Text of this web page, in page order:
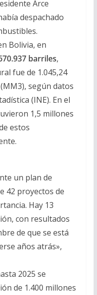
Arce
despachado
Bolivia, en
barriles,
fue de 1.045,24
según datos
(INE). En el
1,5 millones
estos
un plan de
42 proyectos de
Hay 13
con resultados
de que se está
años atrás»,
2025 se
de 1.400 millones